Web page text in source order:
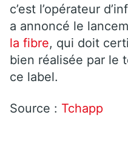
c’est l’opérateur
a annoncé le
la fibre, qui doit
bien réalisée par le
ce label.
Source : Tchapp